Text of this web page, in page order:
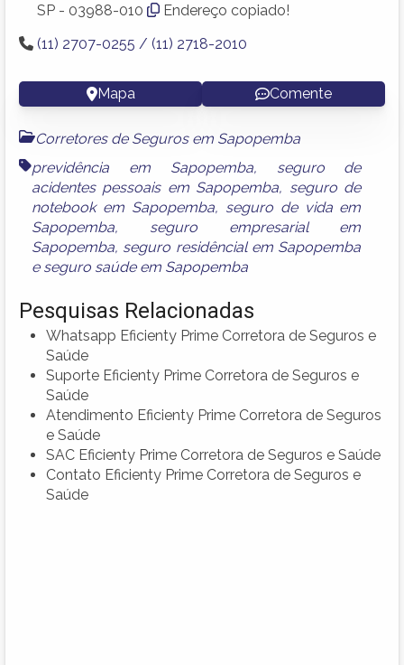
SP - 03988-010
Endereço copiado!
(11) 2707-0255 / (11) 2718-2010
Mapa Comente
Corretores de Seguros em Sapopemba
previdência em Sapopemba, seguro de
acidentes pessoais em Sapopemba, seguro de
notebook em Sapopemba, seguro de vida em
Sapopemba, seguro empresarial em
Sapopemba, seguro residêncial em Sapopemba
e seguro saúde em Sapopemba
Pesquisas Relacionadas
Whatsapp Eficienty Prime Corretora de Seguros e
Saúde
Suporte Eficienty Prime Corretora de Seguros e
Saúde
Atendimento Eficienty Prime Corretora de Seguros
e Saúde
SAC Eficienty Prime Corretora de Seguros e Saúde
Contato Eficienty Prime Corretora de Seguros e
Saúde